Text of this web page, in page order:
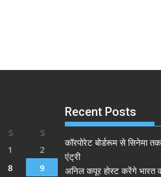
S
S
1
2
8
9
Recent Posts
कॉरपोरेट बोर्डरूम से सिनेमा
एंट्री
अनिल कपूर होस्ट करेंगे भारत